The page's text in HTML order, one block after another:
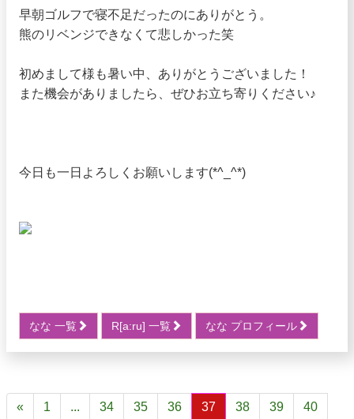
早朝ゴルフで寝不足だったのにありがとう。
熊のリベンジできなくて悲しかった笑
初めまして様も暑い中、ありがとうございました！
また機会がありましたら、ぜひお立ち寄りください♪
今日も一日よろしくお願いします(*^_^*)
なな 一覧 R[a:ru] 一覧 なな プロフィール
« 1 ... 34 35 36 37 38 39 40